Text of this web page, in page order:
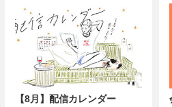
【8月】配信カレンダー